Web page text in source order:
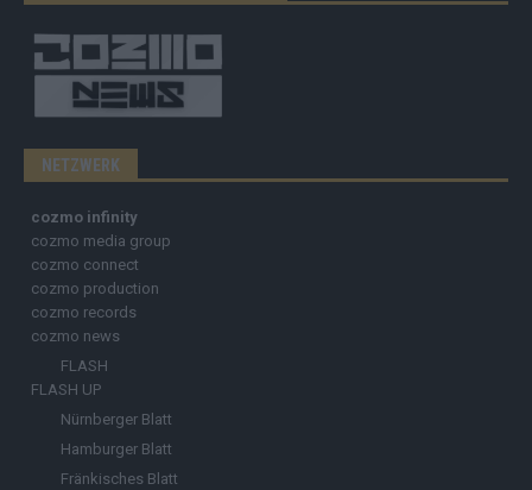
NETZWERK
cozmo infinity
cozmo media group
cozmo connect
cozmo production
cozmo records
cozmo news
FLASH
FLASH UP
Nürnberger Blatt
Hamburger Blatt
Fränkisches Blatt